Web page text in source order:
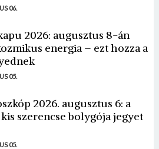
06.
2026: augusztus 8-án
energia – ezt hozza a
05.
2026. augusztus 6: a
szerencse bolygója jegyet
05.